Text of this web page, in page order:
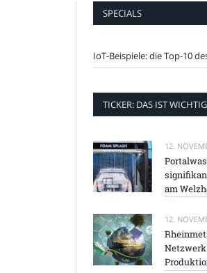
SPECIALS
IoT-Beispiele: die Top-10
TICKER: DAS IST WICHTIG
12.
am
12.